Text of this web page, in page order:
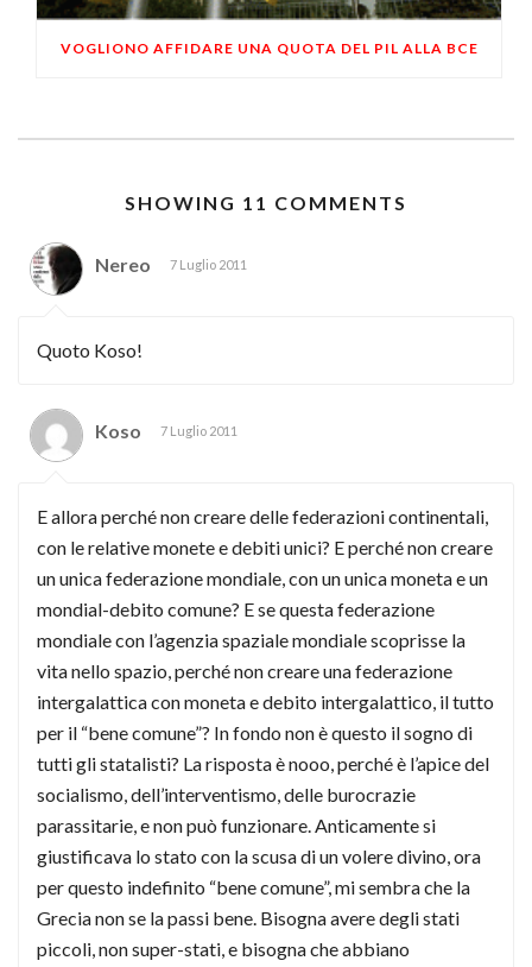
VOGLIONO AFFIDARE UNA QUOTA DEL PIL ALLA BCE
SHOWING 11 COMMENTS
Nereo 7 Luglio 2011
Quoto Koso!
Koso 7 Luglio 2011
E allora perché non creare delle federazioni continentali,
con le relative monete e debiti unici? E perché non creare
un unica federazione mondiale, con un unica moneta e un
mondial-debito comune? E se questa federazione
mondiale con l’agenzia spaziale mondiale scoprisse la
vita nello spazio, perché non creare una federazione
intergalattica con moneta e debito intergalattico, il tutto
per il “bene comune”? In fondo non è questo il sogno di
tutti gli statalisti? La risposta è nooo, perché è l’apice del
socialismo, dell’interventismo, delle burocrazie
parassitarie, e non può funzionare. Anticamente si
giustificava lo stato con la scusa di un volere divino, ora
per questo indefinito “bene comune”, mi sembra che la
Grecia non se la passi bene. Bisogna avere degli stati
piccoli, non super-stati, e bisogna che abbiano